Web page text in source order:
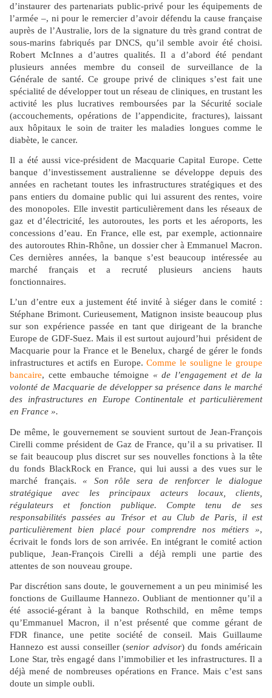
d’instaurer des partenariats public-privé pour les équipements de
l’armée –, ni pour le remercier d’avoir défendu la cause française
auprès de l’Australie, lors de la signature du très grand contrat de
sous-marins fabriqués par DNCS, qu’il semble avoir été choisi.
Robert McInnes a d’autres qualités. Il a d’abord été pendant
plusieurs années membre du conseil de surveillance de la
Générale de santé. Ce groupe privé de cliniques s’est fait une
spécialité de développer tout un réseau de cliniques, en trustant les
activité les plus lucratives remboursées par la Sécurité sociale
(accouchements, opérations de l’appendicite, fractures), laissant
aux hôpitaux le soin de traiter les maladies longues comme le
diabète, le cancer.
Il a été aussi vice-président de Macquarie Capital Europe. Cette
banque d’investissement australienne se développe depuis des
années en rachetant toutes les infrastructures stratégiques et des
pans entiers du domaine public qui lui assurent des rentes, voire
des monopoles. Elle investit particulièrement dans les réseaux de
gaz et d’électricité, les autoroutes, les ports et les aéroports, les
concessions d’eau. En France, elle est, par exemple, actionnaire
des autoroutes Rhin-Rhône, un dossier cher à Emmanuel Macron.
Ces dernières années, la banque s’est beaucoup intéressée au
marché français et a recruté plusieurs anciens hauts
fonctionnaires.
L’un d’entre eux a justement été invité à siéger dans le comité :
Stéphane Brimont. Curieusement, Matignon insiste beaucoup plus
sur son expérience passée en tant que dirigeant de la branche
Europe de GDF-Suez. Mais il est surtout aujourd’hui président de
Macquarie pour la France et le Benelux, chargé de gérer le fonds
infrastructures et actifs en Europe.Comme le souligne le groupe
bancaire, cette embauche témoigne « de l’engagement et de la
volonté de Macquarie de développer sa présence dans le marché
des infrastructures en Europe Continentale et particulièrement
en France ».
De même, le gouvernement se souvient surtout de Jean-François
Cirelli comme président de Gaz de France, qu’il a su privatiser. Il
se fait beaucoup plus discret sur ses nouvelles fonctions à la tête
du fonds BlackRock en France, qui lui aussi a des vues sur le
marché français. « Son rôle sera de renforcer le dialogue
stratégique avec les principaux acteurs locaux, clients,
régulateurs et fonction publique. Compte tenu de ses
responsabilités passées au Trésor et au Club de Paris, il est
particulièrement bien placé pour comprendre nos métiers »,
écrivait le fonds lors de son arrivée. En intégrant le comité action
publique, Jean-François Cirelli a déjà rempli une partie des
attentes de son nouveau groupe.
Par discrétion sans doute, le gouvernement a un peu minimisé les
fonctions de Guillaume Hannezo. Oubliant de mentionner qu’il a
été associé-gérant à la banque Rothschild, en même temps
qu’Emmanuel Macron, il n’est présenté que comme gérant de
FDR finance, une petite société de conseil. Mais Guillaume
Hannezo est aussi conseiller (senior advisor) du fonds américain
Lone Star, très engagé dans l’immobilier et les infrastructures. Il a
déjà mené de nombreuses opérations en France. Mais c’est sans
doute un simple oubli.